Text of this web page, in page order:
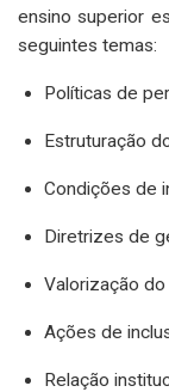
ensino superior
seguintes temas:
Políticas de
Estruturação
Condições de
Diretrizes de
Valorização
Ações de
Relação